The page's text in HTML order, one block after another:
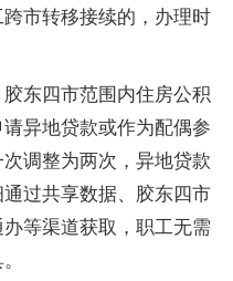
市转移接续的，办理时
东四市范围内住房公积
异地贷款或作为配偶参
调整为两次，异地贷款
过共享数据、胶东四市
等渠道获取，职工无需